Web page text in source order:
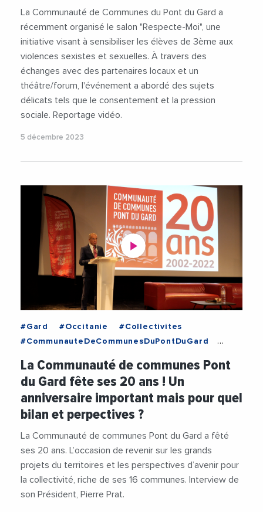
La Communauté de Communes du Pont du Gard a
récemment organisé le salon "Respecte-Moi", une
initiative visant à sensibiliser les élèves de 3ème aux
violences sexistes et sexuelles. À travers des
échanges avec des partenaires locaux et un
théâtre/forum, l'événement a abordé des sujets
délicats tels que le consentement et la pression
sociale. Reportage vidéo.
5 décembre 2023
#Gard #Occitanie
#Collectivites
#CommunauteDeCommunesDuPontDuGard
La Communauté de communes Pont
du Gard fête ses 20 ans ! Un
anniversaire important mais pour quel
bilan et perpectives ?
La Communauté de communes Pont du Gard a fêté
ses 20 ans. L’occasion de revenir sur les grands
projets du territoires et les perspectives d’avenir pour
la collectivité, riche de ses 16 communes. Interview de
son Président, Pierre Prat.